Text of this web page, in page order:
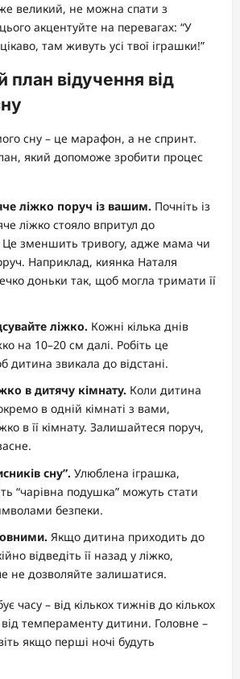
великий, не можна спати з
акцентуйте на перевагах: “У
там живуть усі твої іграшки!”
план відучення від
сну – це марафон, а не спринт.
який допоможе зробити процес
ліжко поруч із вашим. Почніть із
ліжко стояло впритул до
Це зменшить тривогу, адже мама чи
Наприклад, киянка Наталя
доньки так, щоб могла тримати її
ліжко. Кожні кілька днів
на 10–20 см далі. Робіть це
дитина звикала до відстані.
в дитячу кімнату. Коли дитина
в одній кімнаті з вами,
в її кімнату. Залишайтеся поруч,
сну”. Улюблена іграшка,
“чарівна подушка” можуть стати
безпеки.
Якщо дитина приходить до
відведіть її назад у ліжко,
не дозволяйте залишатися.
часу – від кількох тижнів до кількох
темпераменту дитини. Головне –
якщо перші ночі будуть